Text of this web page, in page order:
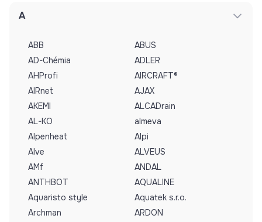
A
ABB
ABUS
AD-Chémia
ADLER
AHProfi
AIRCRAFT®
AIRnet
AJAX
AKEMI
ALCADrain
AL-KO
almeva
Alpenheat
Alpi
Alve
ALVEUS
AMf
ANDAL
ANTHBOT
AQUALINE
Aquaristo style
Aquatek s.r.o.
Archman
ARDON